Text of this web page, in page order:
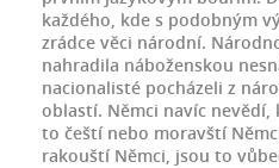
každého, kde s podobným
zrádce věci národní.
nahradila náboženskou
nacionalisté pocházeli z
oblastí. Němci navíc nevědí,
to čeští nebo moravští
rakouští Němci, jsou to